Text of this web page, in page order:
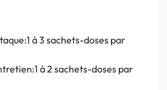
à 3 sachets-doses par
à 2 sachets-doses par